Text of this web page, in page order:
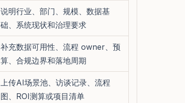
说明行业、部门、规模、数据基
础、系统现状和治理要求
补充数据可用性、流程 owner、预
算、合规边界和落地周期
上传AI场景池、访谈记录、流程
图、ROI测算或项目清单